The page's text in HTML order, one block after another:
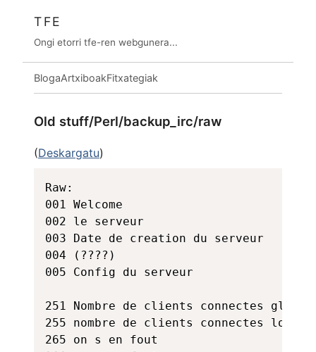
TFE
Ongi etorri tfe-ren webgunera...
BlogaArtxiboakFitxategiak
Old stuff/Perl/backup_irc/raw
(Deskargatu)
Raw:
001 Welcome
002 le serveur
003 Date de creation du serveur
004 (????)
005 Config du serveur
251 Nombre de clients connectes
255 nombre de clients connectes locals
265 on s en fout